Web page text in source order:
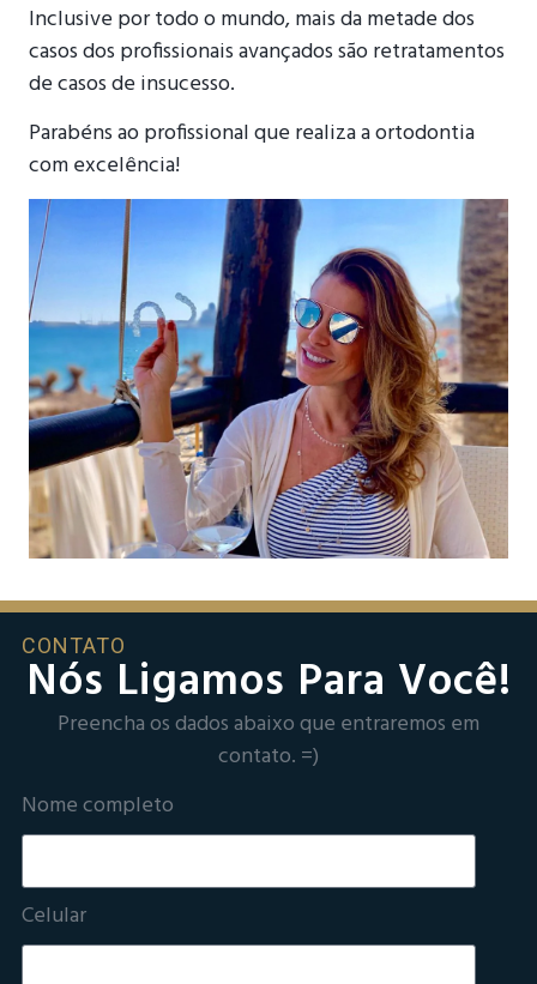
Inclusive por todo o mundo, mais da metade dos
casos dos profissionais avançados são retratamentos
de casos de insucesso.
Parabéns ao profissional que realiza a ortodontia
com excelência!
CONTATO
Nós Ligamos Para Você!
Preencha os dados abaixo que entraremos em
contato. =)
Nome completo
Celular